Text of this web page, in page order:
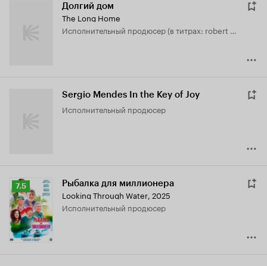
Долгий дом
The Long Home
исполнительный продюсер (в титрах: robert halmi jr.)
Sergio Mendes In the Key of Joy
исполнительный продюсер
Рейтинг
Кинопоиска
7.5
7.5 Рыбалка для миллионера
Looking Through Water, 2025
исполнительный продюсер